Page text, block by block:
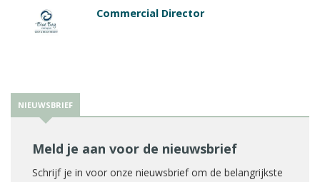
Commercial Director
NIEUWSBRIEF
Meld je aan voor de nieuwsbrief
Schrijf je in voor onze nieuwsbrief om de belangrijkste